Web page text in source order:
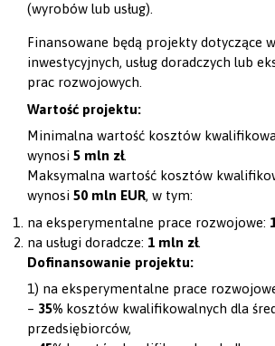
(wyrobów lub usług).
Finansowane będą projekty dotyczące
inwestycyjnych, usług doradczych lub
prac rozwojowych.
Wartość projektu:
Minimalna wartość kosztów
wynosi 5 mln zł.
Maksymalna wartość kosztów
wynosi 50 mln EUR, w tym:
na eksperymentalne prace rozwojowe:
na usługi doradcze: 1 mln zł.
Dofinansowanie projektu:
1) na eksperymentalne prace
– 35% kosztów kwalifikowalnych dla
przedsiębiorców,